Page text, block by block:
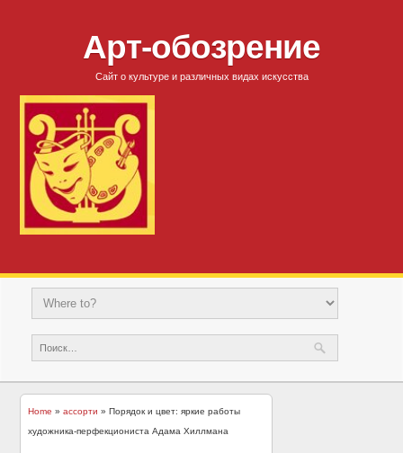
Арт-обозрение
Сайт о культуре и различных видах искусства
Home »ассорти » Порядок и цвет: яркие работы
художника-перфекциониста Адама Хиллмана